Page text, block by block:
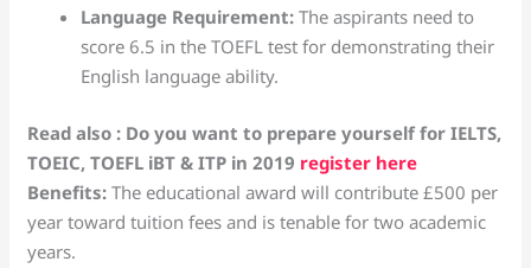
Language Requirement:The aspirants need to
score 6.5 in the TOEFL test for demonstrating their
English language ability.
Read also : Do you want to prepare yourself for IELTS,
TOEIC, TOEFL iBT & ITP in 2019 register here
Benefits:The educational award will contribute £500 per
year toward tuition fees and is tenable for two academic
years.